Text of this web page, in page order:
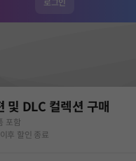
로그인
및 DLC 컬렉션 구매
포함
후 할인 종료